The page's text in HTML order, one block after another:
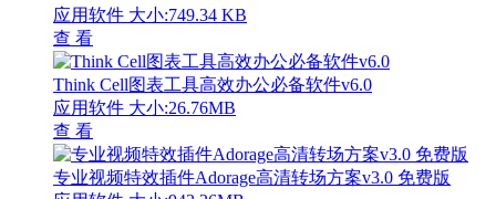
应用软件 大小:749.34 KB
查 看
Think Cell图表工具高效办公必备软件v6.0
应用软件 大小:26.76MB
查 看
专业视频特效插件Adorage高清转场方案v3.0 免费版